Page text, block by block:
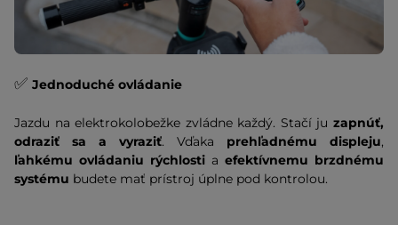
✅ Jednoduché ovládanie
Jazdu na elektrokolobežke zvládne každý. Stačí ju zapnúť,
odraziť sa a vyraziť. Vďaka prehľadnému displeju,
ľahkému ovládaniu rýchlosti a efektívnemu brzdnému
systému budete mať prístroj úplne pod kontrolou.